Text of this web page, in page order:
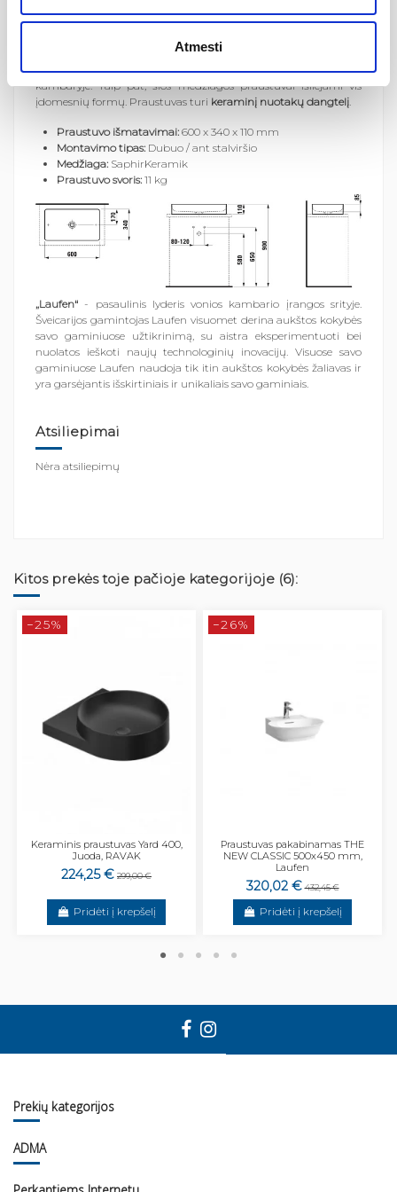
Atmesti
Šis kolekcijospraustuvas-dubuo yrapagamintas iš naujosios
pasižymi tvirtumu bei kietumu, todėl praustuvo briaunos yra
itin plonos. Tai suteikia modernaus minimalizmo, vonios
kambaryje. Taip pat, šios medžiagos praustuvai išliejami vis
įdomesnių formų. Praustuvas turi keraminį nuotakų dangtelį
Praustuvo išmatavimai: 600 x 340 x 110 mm
Montavimo tipas: Dubuo / ant stalviršio
Medžiaga: SaphirKeramik
Praustuvo svoris: 11 kg
„Laufen“ - pasaulinis lyderis vonios kambario įrangos srityje.
Šveicarijos gamintojas Laufen visuomet derina aukštos kokybės
savo gaminiuose užtikrinimą, su aistra eksperimentuoti bei
nuolatos ieškoti naujų technologinių inovacijų. Visuose savo
gaminiuose Laufen naudoja tik itin aukštos kokybės žaliavas ir
yra garsėjantis išskirtiniais ir unikaliais savo gaminiais.
Atsiliepimai
Nėra atsiliepimų
Kitos prekės toje pačioje kategorijoje (6):
−25%
Keraminis praustuvas Yard 400,
Juoda, RAVAK
224,25 € 299,00 €
Pridėti į krepšelį
−26%
Praustuvas pakabinamas THE
NEW CLASSIC 500x450 mm,
Laufen
320,02 € 432,45 €
Pridėti į krepšelį
Prekių kategorijos
ADMA